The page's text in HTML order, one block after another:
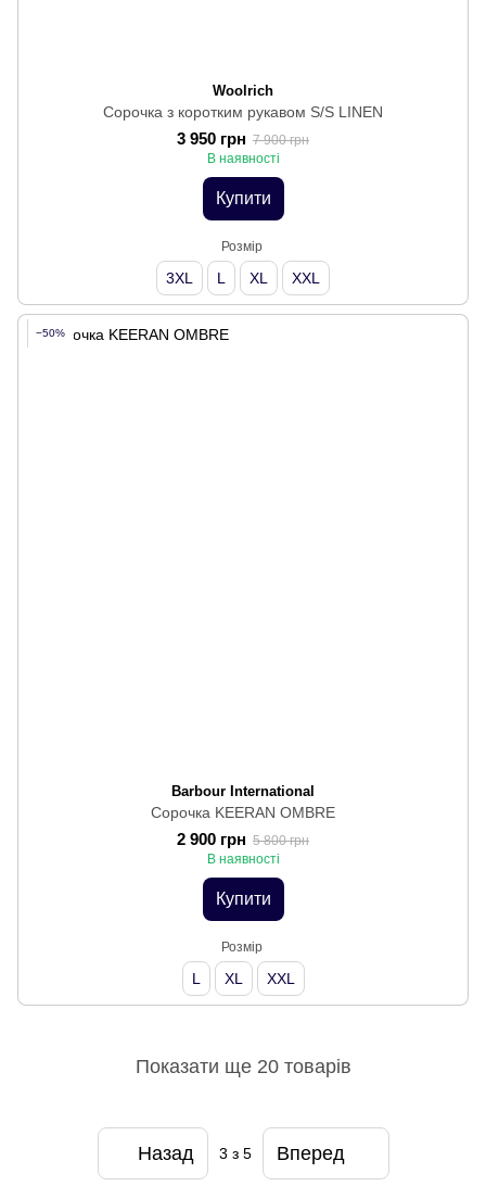
Woolrich
Сорочка з коротким рукавом S/S LINEN
3 950 грн 7 900 грн
В наявності
Купити
Розмір
3XL L XL XXL
−50%
Barbour International
Сорочка KEERAN OMBRE
2 900 грн 5 800 грн
В наявності
Купити
Розмір
L XL XXL
Показати ще 20 товарів
Назад 3 з 5 Вперед